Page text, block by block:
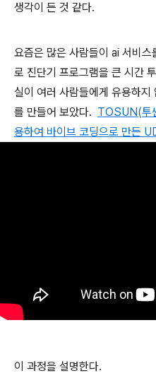
생각이 든 것 같다.
요즘은 많은 사람들이 ai 서비
로 진단기 프로그램을 큰 시간
실이 여러 사람들에게 유용하지
를 만들어 보았다. TOSUN(투
용하여 바이브 코딩으로 만든
이 과정을 설명한다.